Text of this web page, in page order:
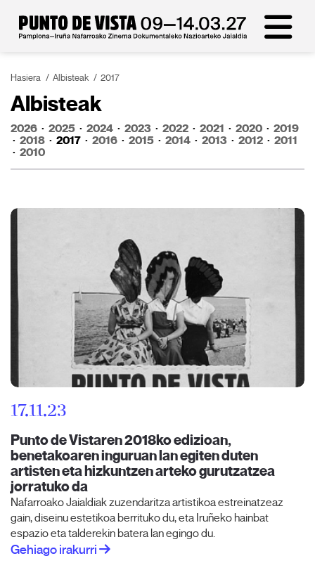
Hasiera Albisteak 2017
Albisteak
2026 · 2025 · 2024 · 2023 · 2022 · 2021 · 2020 · 2019
· 2018 · 2017 · 2016 · 2015 · 2014 · 2013 · 2012 · 2011
· 2010
17.11.23
Punto de Vistaren 2018ko edizioan,
benetakoaren inguruan lan egiten duten
artisten eta hizkuntzen arteko gurutzatzea
jorratuko da
Nafarroako Jaialdiak zuzendaritza artistikoa estreinatzeaz
gain, diseinu estetikoa berrituko du, eta Iruñeko hainbat
espazio eta talderekin batera lan egingo du.
Gehiago irakurri